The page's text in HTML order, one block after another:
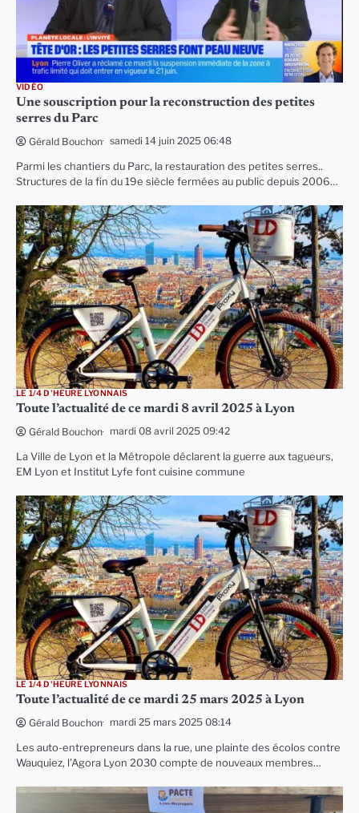
VIDÉO
Une souscription pour la reconstruction des petites
serres du Parc
Gérald Bouchon samedi 14 juin 2025 06:48
Parmi les chantiers du Parc, la restauration des petites serres..
Structures de la fin du 19e siècle fermées au public depuis 2006…
LE 1/4 D'HEURE LYONNAIS
Toute l’actualité de ce mardi 8 avril 2025 à Lyon
Gérald Bouchon mardi 08 avril 2025 09:42
La Ville de Lyon et la Métropole déclarent la guerre aux tagueurs,
EM Lyon et Institut Lyfe font cuisine commune
LE 1/4 D'HEURE LYONNAIS
Toute l’actualité de ce mardi 25 mars 2025 à Lyon
Gérald Bouchon mardi 25 mars 2025 08:14
Les auto-entrepreneurs dans la rue, une plainte des écolos contre
Wauquiez, l’Agora Lyon 2030 compte de nouveaux membres…